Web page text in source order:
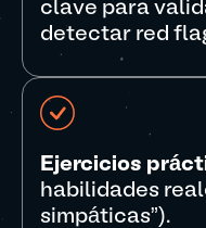
clave para
detectar red
Ejercicios
habilidades
simpáticas”).